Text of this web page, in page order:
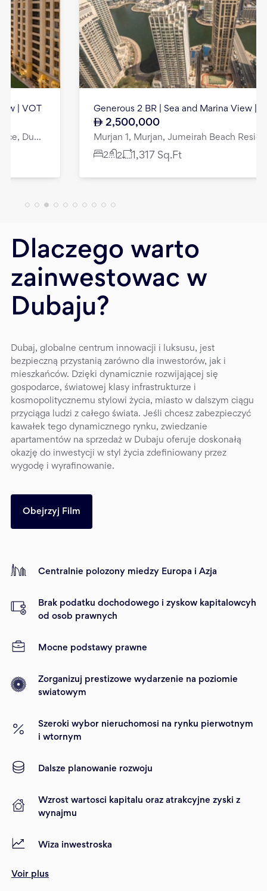
Generous 2 BR | Sea and Marina View | Vacant
Murjan 1, Murjan, Jumeirah Beach Residence, Dubai
Sq.Ft
Dlaczego warto
zainwestowac w
Dubaju?
Dubaj, globalne centrum innowacji i luksusu, jest
bezpieczną przystanią zarówno dla inwestorów, jak i
mieszkańców. Dzięki dynamicznie rozwijającej się
gospodarce, światowej klasy infrastrukturze i
kosmopolitycznemu stylowi życia, miasto w dalszym ciągu
przyciąga ludzi z całego świata. Jeśli chcesz zabezpieczyć
kawałek tego dynamicznego rynku, zwiedzanie
apartamentów na sprzedaż w Dubaju oferuje doskonałą
okazję do inwestycji w styl życia zdefiniowany przez
wygodę i wyrafinowanie.
Obejrzyj Film
Centralnie polozony miedzy Europa i Azja
Brak podatku dochodowego i zyskow kapitalowcyh
od osob prawnych
Mocne podstawy prawne
Zorganizuj prestizowe wydarzenie na poziomie
swiatowym
Szeroki wybor nieruchomosi na rynku pierwotnym
i wtornym
Dalsze planowanie rozwoju
Wzrost wartosci kapitalu oraz atrakcyjne zyski z
wynajmu
Wiza inwestroska
Voir plus